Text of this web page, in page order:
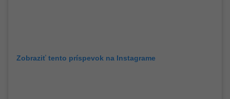
Zobraziť tento príspevok na Instagrame